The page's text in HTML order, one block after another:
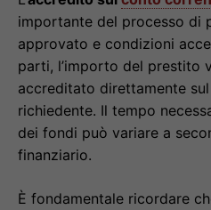
importante del processo di
approvato e condizioni
parti, l’importo del prestito
accreditato direttamente sul
richiedente. Il tempo
dei fondi può variare a
finanziario.
È fondamentale ricordare